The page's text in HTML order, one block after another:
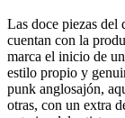
Las doce piezas del
cuentan con la
marca el inicio de
estilo propio y
punk anglosajón,
otras, con un extra